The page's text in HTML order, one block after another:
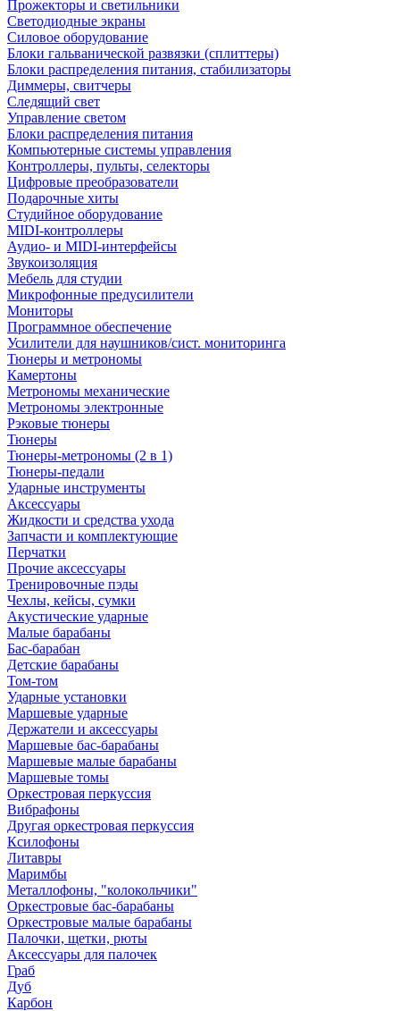
Прожекторы и светильники
Светодиодные экраны
Силовое оборудование
Блоки гальванической развязки (сплиттеры)
Блоки распределения питания, стабилизаторы
Диммеры, свитчеры
Следящий свет
Управление светом
Блоки распределения питания
Компьютерные системы управления
Контроллеры, пульты, селекторы
Цифровые преобразователи
Подарочные хиты
Студийное оборудование
MIDI-контроллеры
Аудио- и MIDI-интерфейсы
Звукоизоляция
Мебель для студии
Микрофонные предусилители
Мониторы
Программное обеспечение
Усилители для наушников/сист. мониторинга
Тюнеры и метрономы
Камертоны
Метрономы механические
Метрономы электронные
Рэковые тюнеры
Тюнеры
Тюнеры-метрономы (2 в 1)
Тюнеры-педали
Ударные инструменты
Аксессуары
Жидкости и средства ухода
Запчасти и комплектующие
Перчатки
Прочие аксессуары
Тренировочные пэды
Чехлы, кейсы, сумки
Акустические ударные
Mалые барабаны
Бас-барабан
Детские барабаны
Том-том
Ударные установки
Маршевые ударные
Держатели и аксессуары
Маршевые бас-барабаны
Маршевые малые барабаны
Маршевые томы
Оркестровая перкуссия
Вибрафоны
Другая оркестровая перкуссия
Ксилофоны
Литавры
Маримбы
Металлофоны, "колокольчики"
Оркестровые бас-барабаны
Оркестровые малые барабаны
Палочки, щетки, рюты
Аксессуары для палочек
Граб
Дуб
Карбон